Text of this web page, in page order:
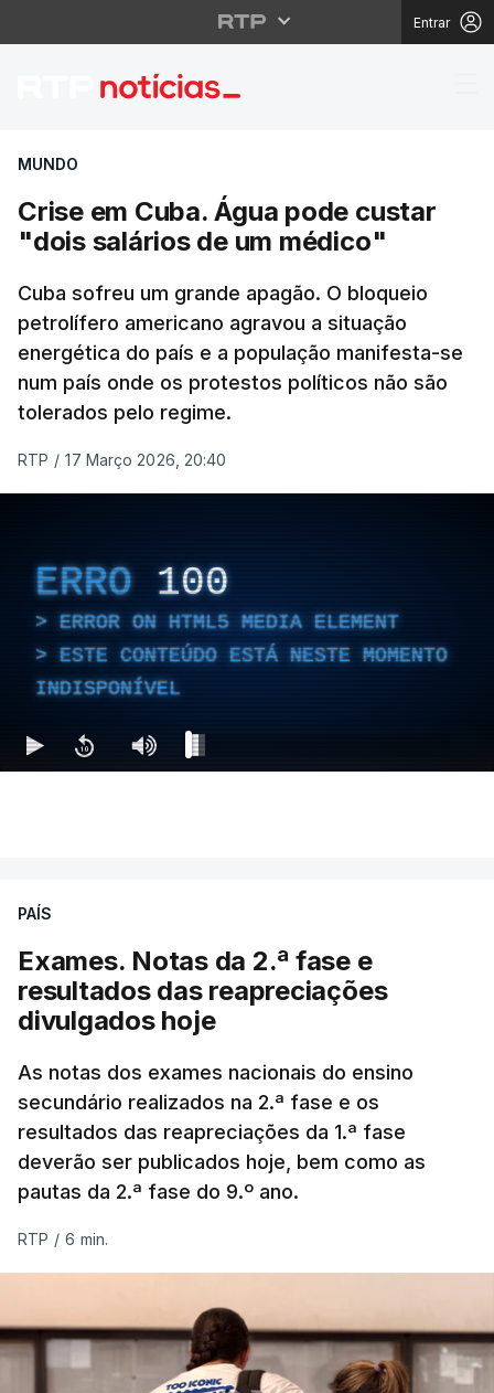
Entrar
Crise em Cuba. Água
MUNDO
Crise em Cuba. Água pode custar
"dois salários de um médico"
Cuba sofreu um grande apagão. O bloqueio
petrolífero americano agravou a situação
energética do país e a população manifesta-se
num país onde os protestos políticos não são
tolerados pelo regime.
RTP / 17 Março 2026, 20:40
ERRO 100
ERROR ON HTML5 MEDIA ELEMENT
ESTE CONTEÚDO ESTÁ NESTE MOMENTO
INDISPONÍVEL
PAÍS
Exames. Notas da 2.ª fase e
resultados das reapreciações
divulgados hoje
As notas dos exames nacionais do ensino
secundário realizados na 2.ª fase e os
resultados das reapreciações da 1.ª fase
deverão ser publicados hoje, bem como as
pautas da 2.ª fase do 9.º ano.
RTP / 6 min.